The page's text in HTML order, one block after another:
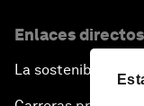
Enlaces directos
La sostenibilidad